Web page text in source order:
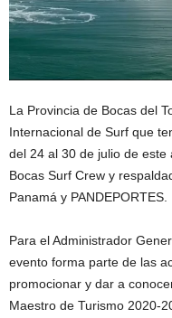
La Provincia de Bocas del
Internacional de Surf que
del 24 al 30 de julio de este
Bocas Surf Crew y
Panamá y PANDEPORTES.
Para el Administrador
evento forma parte de las
promocionar y dar a
Maestro de Turismo 2020-